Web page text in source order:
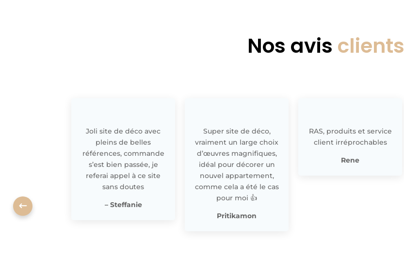
Nos avis clients
Joli site de déco avec
pleins de belles
références, commande
s’est bien passée, je
referai appel à ce site
sans doutes
– Steffanie
Super site de déco,
vraiment un large choix
d’œuvres magnifiques,
idéal pour décorer un
nouvel appartement,
comme cela a été le cas
pour moi 👍
Pritikamon
RAS, produits et service
client irréprochables
Rene